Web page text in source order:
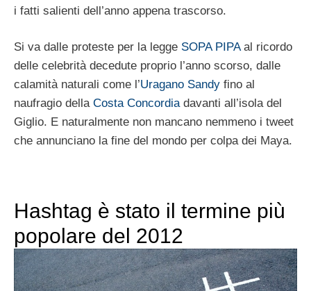
i fatti salienti dell’anno appena trascorso.
Si va dalle proteste per la legge SOPA PIPAal ricordo
delle celebrità decedute proprio l’anno scorso, dalle
calamità naturali come l’Uragano Sandy fino al
naufragio della Costa Concordiadavanti all’isola del
Giglio. E naturalmente non mancano nemmeno i tweet
che annunciano la fine del mondo per colpa dei Maya.
Hashtag è stato il termine più
popolare del 2012